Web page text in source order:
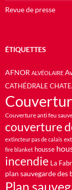
Revue de presse
ÉTIQUETTES
AFNOR ALVÉOLAIRE
CATHÉDRALE
Couverture anti feu
couverture
extincteur pas de calais
fire blanket housse
incendie La
plan sauvegarde des
Plan